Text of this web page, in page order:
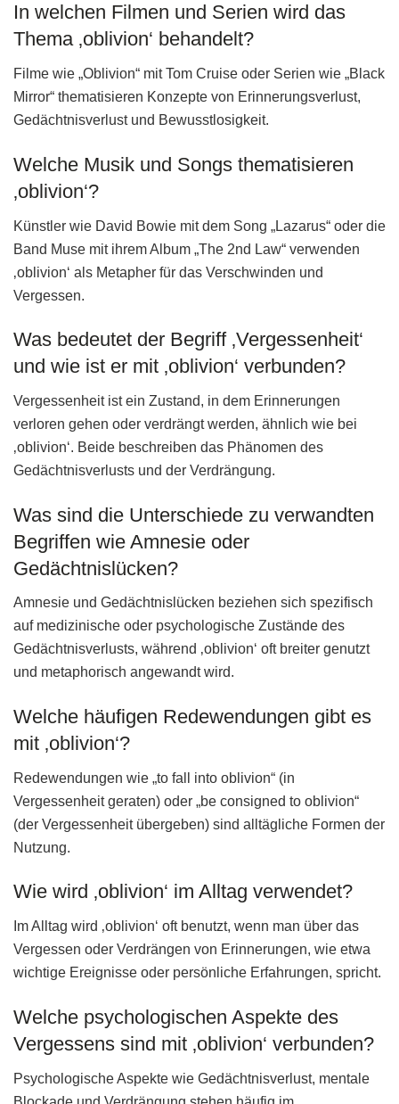
In welchen Filmen und Serien wird das
Thema ‚oblivion‘ behandelt?
Filme wie „Oblivion“ mit Tom Cruise oder Serien wie „Black
Mirror“ thematisieren Konzepte von Erinnerungsverlust,
Gedächtnisverlust und Bewusstlosigkeit.
Welche Musik und Songs thematisieren
‚oblivion‘?
Künstler wie David Bowie mit dem Song „Lazarus“ oder die
Band Muse mit ihrem Album „The 2nd Law“ verwenden
‚oblivion‘ als Metapher für das Verschwinden und
Vergessen.
Was bedeutet der Begriff ‚Vergessenheit‘
und wie ist er mit ‚oblivion‘ verbunden?
Vergessenheit ist ein Zustand, in dem Erinnerungen
verloren gehen oder verdrängt werden, ähnlich wie bei
‚oblivion‘. Beide beschreiben das Phänomen des
Gedächtnisverlusts und der Verdrängung.
Was sind die Unterschiede zu verwandten
Begriffen wie Amnesie oder
Gedächtnislücken?
Amnesie und Gedächtnislücken beziehen sich spezifisch
auf medizinische oder psychologische Zustände des
Gedächtnisverlusts, während ‚oblivion‘ oft breiter genutzt
und metaphorisch angewandt wird.
Welche häufigen Redewendungen gibt es
mit ‚oblivion‘?
Redewendungen wie „to fall into oblivion“ (in
Vergessenheit geraten) oder „be consigned to oblivion“
(der Vergessenheit übergeben) sind alltägliche Formen der
Nutzung.
Wie wird ‚oblivion‘ im Alltag verwendet?
Im Alltag wird ‚oblivion‘ oft benutzt, wenn man über das
Vergessen oder Verdrängen von Erinnerungen, wie etwa
wichtige Ereignisse oder persönliche Erfahrungen, spricht.
Welche psychologischen Aspekte des
Vergessens sind mit ‚oblivion‘ verbunden?
Psychologische Aspekte wie Gedächtnisverlust, mentale